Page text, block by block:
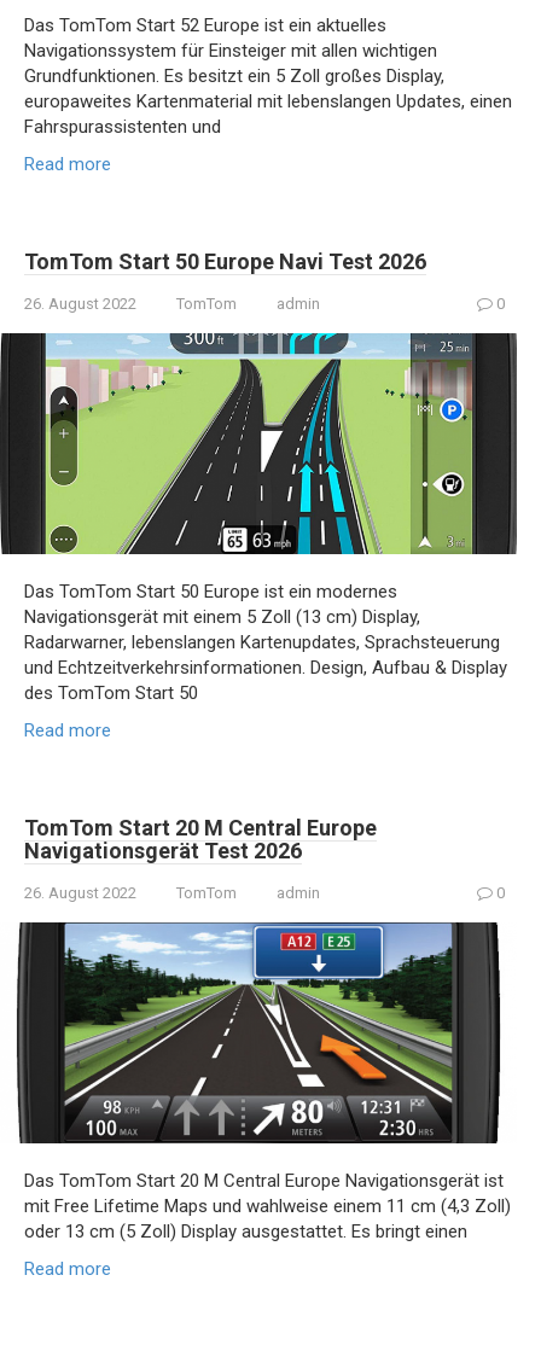
Das TomTom Start 52 Europe ist ein aktuelles
Navigationssystem für Einsteiger mit allen wichtigen
Grundfunktionen. Es besitzt ein 5 Zoll großes Display,
europaweites Kartenmaterial mit lebenslangen Updates, einen
Fahrspurassistenten und
Read more
TomTom Start 50 Europe Navi Test 2026
26. August 2022 TomTom admin 0
Das TomTom Start 50 Europe ist ein modernes
Navigationsgerät mit einem 5 Zoll (13 cm) Display,
Radarwarner, lebenslangen Kartenupdates, Sprachsteuerung
und Echtzeitverkehrsinformationen. Design, Aufbau & Display
des TomTom Start 50
Read more
TomTom Start 20 M Central Europe
Navigationsgerät Test 2026
26. August 2022 TomTom admin 0
Das TomTom Start 20 M Central Europe Navigationsgerät ist
mit Free Lifetime Maps und wahlweise einem 11 cm (4,3 Zoll)
oder 13 cm (5 Zoll) Display ausgestattet. Es bringt einen
Read more